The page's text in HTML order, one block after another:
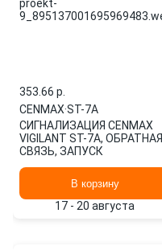
353.66 p.
CENMAX·ST-7A
СИГНАЛИЗАЦИЯ CENMAX
VIGILANT ST-7A, ОБРАТНАЯ
СВЯЗЬ, ЗАПУСК
В корзину
17 - 20 августа